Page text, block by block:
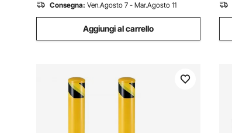
Consegna: Ven.Agosto 7 - Mar.Agosto 11
Aggiungi al carrello